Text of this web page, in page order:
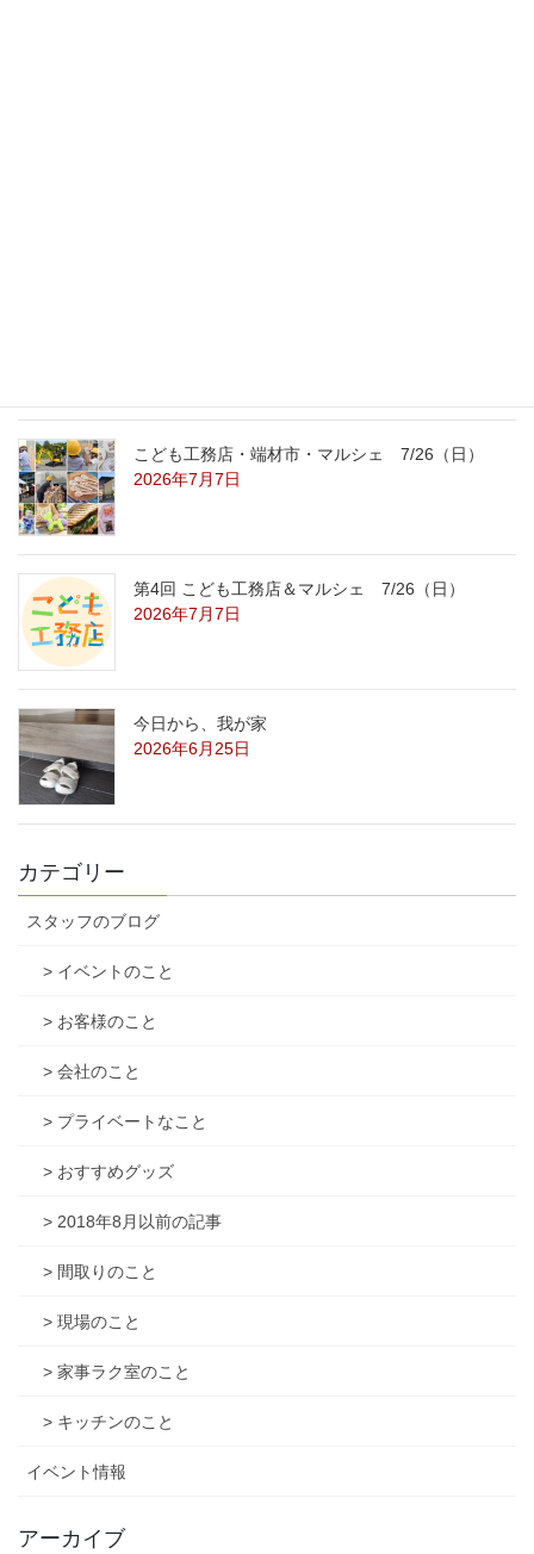
こども工務店・端材市・マルシェ 7/26（日）
2026年7月7日
第4回 こども工務店＆マルシェ 7/26（日）
2026年7月7日
今日から、我が家
2026年6月25日
カテゴリー
スタッフのブログ
> イベントのこと
> お客様のこと
> 会社のこと
> プライベートなこと
> おすすめグッズ
> 2018年8月以前の記事
> 間取りのこと
> 現場のこと
> 家事ラク室のこと
> キッチンのこと
イベント情報
アーカイブ